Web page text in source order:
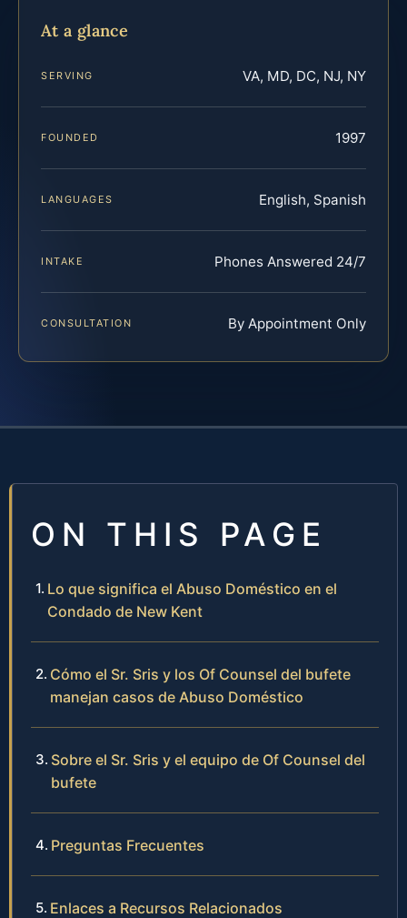
At a glance
SERVING VA, MD, DC, NJ, NY
FOUNDED 1997
LANGUAGES English, Spanish
INTAKE Phones Answered 24/7
CONSULTATION By Appointment Only
ON THIS PAGE
Lo que significa el Abuso Doméstico en el
Condado de New Kent
Cómo el Sr. Sris y los Of Counsel del bufete
manejan casos de Abuso Doméstico
Sobre el Sr. Sris y el equipo de Of Counsel del
bufete
Preguntas Frecuentes
Enlaces a Recursos Relacionados